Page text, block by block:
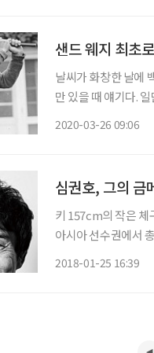
샌드 웨지 최초
날씨가 화창한 날에
만 있을 때 얘기다.
2020-03-26 09:06
심권호, 그의 금
키 157cm의 작은 체
아시아 선수권에서
2018-01-25 16:39